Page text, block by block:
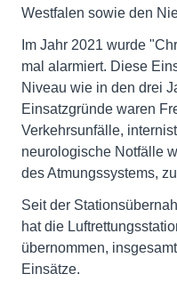
Westfalen sowie den
Im Jahr 2021 wurde
mal alarmiert. Diese
Niveau wie in den drei
Einsatzgründe waren
Verkehrsunfälle,
neurologische Notfälle
des Atmungssystems,
Seit der
hat die
übernommen,
Einsätze.